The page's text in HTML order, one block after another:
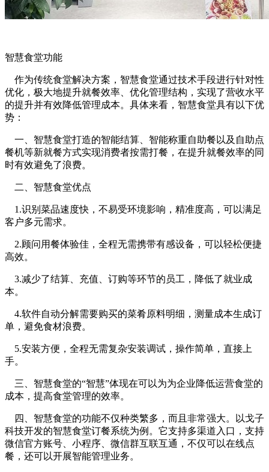
智慧食堂功能
作为传统食堂解决方案，智慧食堂通过技术手段进行针对性
优化，极大地提升就餐效率、优化管理结构，实现了营收水平
的提升并有效降低管理成本。具体来看，智慧食堂具有以下优
势：
一、智慧食堂打造的智能结算、智能称重自助餐以及自助点
餐机等新就餐方式实现消费者按需打餐，在提升就餐效率的同
时有效避免了浪费。
二、智慧食堂优点
1.识别菜品速度快，不易受环境影响，精准度高，可以满足
客户多元需求。
2.顾问用餐体验佳，全程无需携带有感设备，可以轻松便捷
高效。
3.减少了结算、充值、订购等环节的员工，降低了就业成
本。
4.软件自动分解需要购买的菜肴原料明细，测量成本生成订
单，避免食材浪费。
5.安装方便，全程无需复杂安装调试，操作简单，直接上
手。
三、智慧食堂的“智慧”体现在可以为为企业降低运营食堂的
成本，提高食堂管理的效率。
四、智慧食堂的功能不仅种类繁多，而且非常强大。以戈子
科技开发的智慧食堂订餐系统为例。它支持多渠道入口，支持
微信官方账号、小程序、微信群互联互通，不仅可以在线点
餐，还可以开展智能管理业务。